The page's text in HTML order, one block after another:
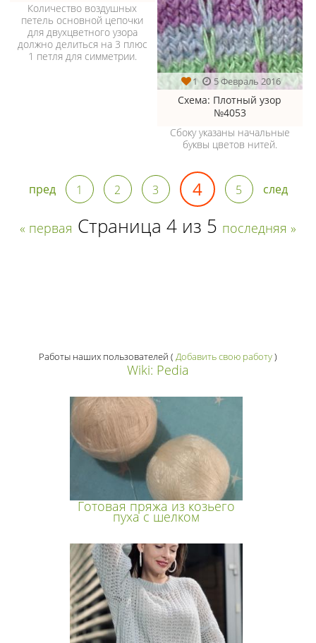
Количество воздушных
петель основной цепочки
для двухцветного узора
должно делиться на 3 плюс
1 петля для симметрии.
1 5 Февраль 2016
Схема: Плотный узор
№4053
Сбоку указаны начальные
буквы цветов нитей.
пред 1 2 3 4 5 след
« первая Страница 4 из 5 последняя »
Работы наших пользователей ( Добавить свою работу)
Wiki: Pedia
Готовая пряжа из козьего
пуха с шелком